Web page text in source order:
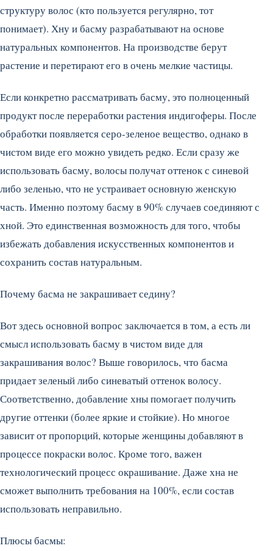
структуру волос (кто пользуется регулярно, тот
понимает). Хну и басму разрабатывают на основе
натуральных компонентов. На производстве берут
растение и перетирают его в очень мелкие частицы.
Если конкретно рассматривать басму, это полноценный
продукт после переработки растения индигоферы. После
обработки появляется серо-зеленое вещество, однако в
чистом виде его можно увидеть редко. Если сразу же
использовать басму, волосы получат оттенок с синевой
либо зеленью, что не устраивает основную женскую
часть. Именно поэтому басму в 90% случаев соединяют с
хной. Это единственная возможность для того, чтобы
избежать добавления искусственных компонентов и
сохранить состав натуральным.
Почему басма не закрашивает седину?
Вот здесь основной вопрос заключается в том, а есть ли
смысл использовать басму в чистом виде для
закрашивания волос? Выше говорилось, что басма
придает зеленый либо синеватый оттенок волосу.
Соответственно, добавление хны помогает получить
другие оттенки (более яркие и стойкие). Но многое
зависит от пропорций, которые женщины добавляют в
процессе покраски волос. Кроме того, важен
технологический процесс окрашивание. Даже хна не
сможет выполнить требования на 100%, если состав
использовать неправильно.
Плюсы басмы: